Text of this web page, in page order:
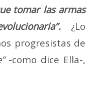
tomar las armas
¿Lo
progresistas de
-como dice Ella-,